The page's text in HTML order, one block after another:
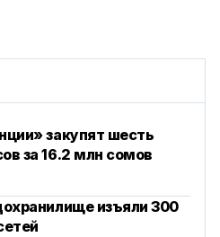
закупят шесть
за 16.2 млн сомов
изъяли 300